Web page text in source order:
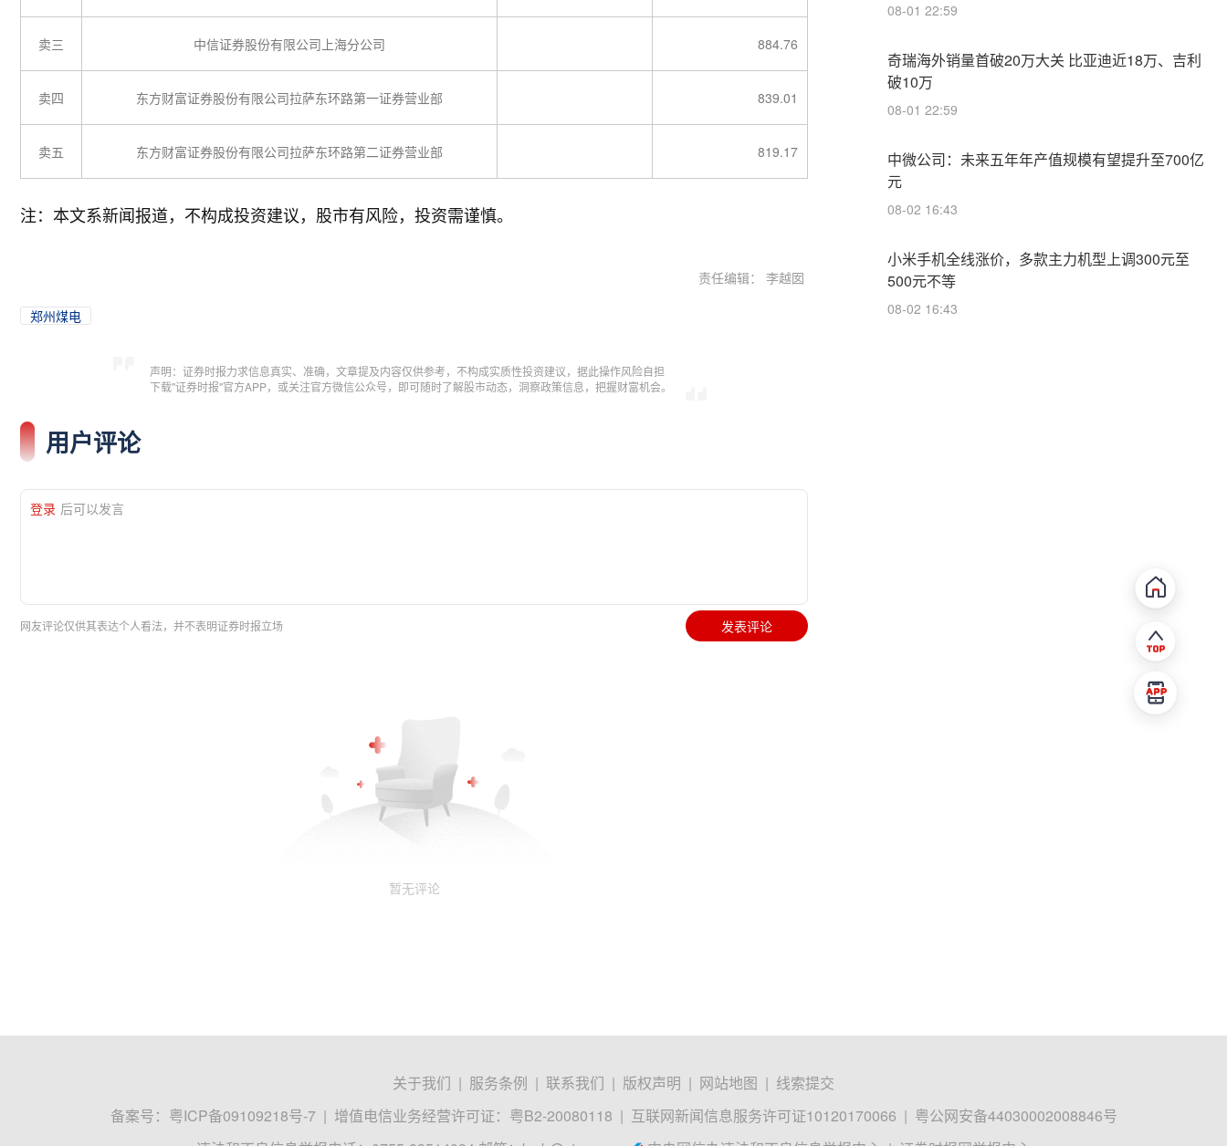
卖三 中信证券股份有限公司上海分公司 884.76
卖四 东方财富证券股份有限公司拉萨东环路第一证券营业部 839.01
卖五 东方财富证券股份有限公司拉萨东环路第二证券营业部 819.17
注：本文系新闻报道，不构成投资建议，股市有风险，投资需谨慎。
责任编辑： 李越囡
郑州煤电
声明：证券时报力求信息真实、准确，文章提及内容仅供参考，不构成实质性投资建议，据此操作风险自担
下载"证券时报"官方APP，或关注官方微信公众号，即可随时了解股市动态，洞察政策信息，把握财富机会。
用户评论
登录 后可以发言
网友评论仅供其表达个人看法，并不表明证券时报立场 发表评论
暂无评论
08-01 22:59
奇瑞海外销量首破20万大关 比亚迪近18万、吉利
破10万
08-01 22:59
中微公司：未来五年年产值规模有望提升至700亿
元
08-02 16:43
小米手机全线涨价，多款主力机型上调300元至
500元不等
08-02 16:43
关于我们 | 服务条例 | 联系我们 | 版权声明 | 网站地图 | 线索提交
备案号： 粤ICP备09109218号-7 | 增值电信业务经营许可证：粤B2-20080118 | 互联网新闻信息服务许可证10120170066 | 粤公网安备44030002008846号